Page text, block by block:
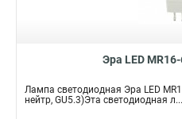
Эра LED
Лампа светодиодная Эра LED
нейтр, GU5.3)Эта светодиодная л...